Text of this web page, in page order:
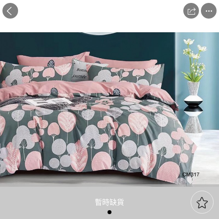
 

暫時缺貨